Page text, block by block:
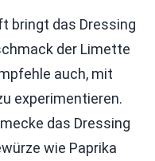
bringt das Dressing
der Limette
auch, mit
experimentieren.
das Dressing
wie Paprika